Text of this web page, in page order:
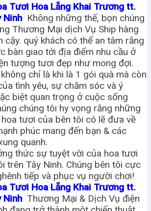
Tươi Hoa Lẵng Khai Trương tt.
Ninh Không những thế, bọn chúng
Thương Mại dịch Vụ Ship hàng
cậy. quý khách có thể an tâm rằng
bàn giao tới địa điểm nhu cầu ở
tượng tươi đẹp như mong đợi.
chỉ là khi là 1 gói quà mà còn
tình yêu, sự chăm sóc và ý
biệt quan trọng ở cuộc sống
chúng tôi hy vọng rằng những
tươi của bên tôi có lẽ đưa về
phúc mang đến bạn & các
quanh.
thức sự tuyệt vời của hoa tươi
trên Tây Ninh. Chúng bên tôi cực
tiếp và phục vụ người chơi!
Tươi Hoa Lẵng Khai Trương tt.
Ninh Thương Mại & Dịch Vụ điện